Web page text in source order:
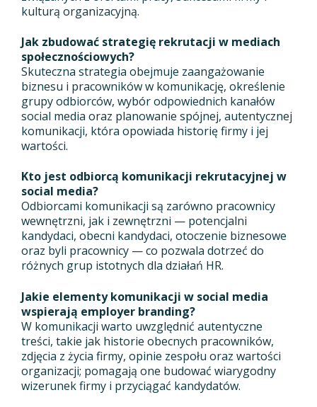
kulturą organizacyjną.
Jak zbudować strategię rekrutacji w mediach
społecznościowych?
Skuteczna strategia obejmuje zaangażowanie
biznesu i pracowników w komunikację, określenie
grupy odbiorców, wybór odpowiednich kanałów
social media oraz planowanie spójnej, autentycznej
komunikacji, która opowiada historię firmy i jej
wartości.
Kto jest odbiorcą komunikacji rekrutacyjnej w
social media?
Odbiorcami komunikacji są zarówno pracownicy
wewnętrzni, jak i zewnętrzni — potencjalni
kandydaci, obecni kandydaci, otoczenie biznesowe
oraz byli pracownicy — co pozwala dotrzeć do
różnych grup istotnych dla działań HR.
Jakie elementy komunikacji w social media
wspierają employer branding?
W komunikacji warto uwzględnić autentyczne
treści, takie jak historie obecnych pracowników,
zdjęcia z życia firmy, opinie zespołu oraz wartości
organizacji; pomagają one budować wiarygodny
wizerunek firmy i przyciągać kandydatów.